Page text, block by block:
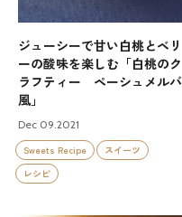
ジューシーで甘い白桃とベリ
ーの酸味を楽しむ「白桃のク
ラフティー ペーシュメルバ
風」
Dec 09.2021
Sweets Recipe
スイーツ
レシピ